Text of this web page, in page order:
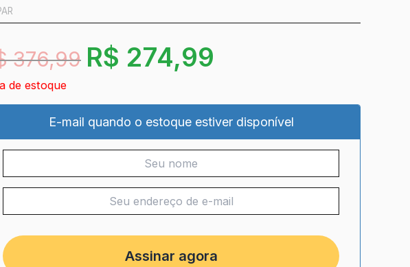
376,99 R$ 274,99
de estoque
E-mail quando o estoque estiver disponível